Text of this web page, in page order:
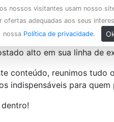
nossos visitantes usam nosso
adequadas aos seus
nossa Política de privacidade.
alto em sua linha de
conteúdo, reunimos
indispensáveis para quem